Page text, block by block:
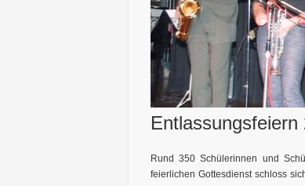
Entlassungsfeiern
Rund 350 Schülerinnen und
feierlichen Gottesdienst schloss